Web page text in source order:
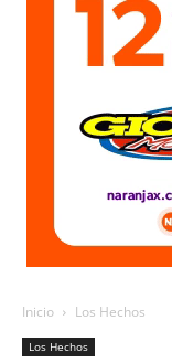
Inicio Los Hechos
Los Hechos